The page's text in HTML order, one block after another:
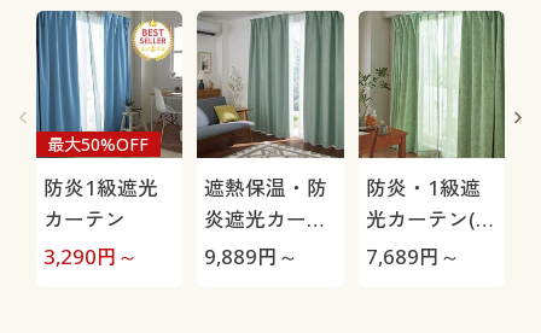
防炎1級遮光
カーテン
最大50%OFF
3,290円～
遮熱保温・防
炎遮光カーテ
ン(日本の色を
9,889円～
防炎・1級遮
光カーテン(リ
ーフ柄)
7,689円～